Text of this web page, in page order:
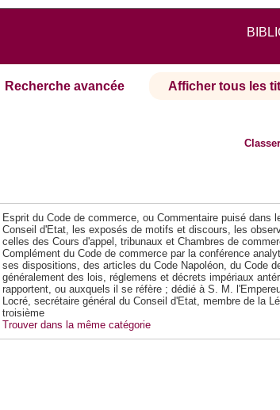
Recherche avancée Afficher tous les
Esprit du Code de commerce, ou Commentaire puisé dans
Conseil d'Etat, les exposés de motifs et discours, les
celles des Cours d'appel, tribunaux et Chambres de
Complément du Code de commerce par la conférence
ses dispositions, des articles du Code Napoléon, du Code
généralement des lois, réglemens et décrets impériaux
rapportent, ou auxquels il se réfère ; dédié à S. M.
Locré, secrétaire général du Conseil d'Etat, membre de la
troisième
Trouver dans la même catégorie